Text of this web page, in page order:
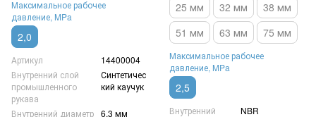
Максимальное рабочее
давление, MPa
2,0
Артикул
14400004
Внутренний слой
промышленного
рукава
Синтетичес
кий каучук
Внутренний диаметр 6,3 мм
25 мм
32 мм
38 мм
51 мм
63 мм 75 мм
Максимальное рабочее
давление, MPa
2,5
Внутренний
NBR